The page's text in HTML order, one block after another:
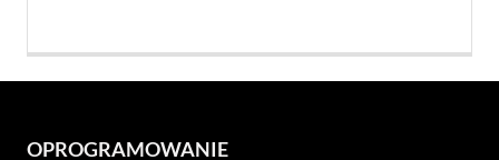
OPROGRAMOWANIE